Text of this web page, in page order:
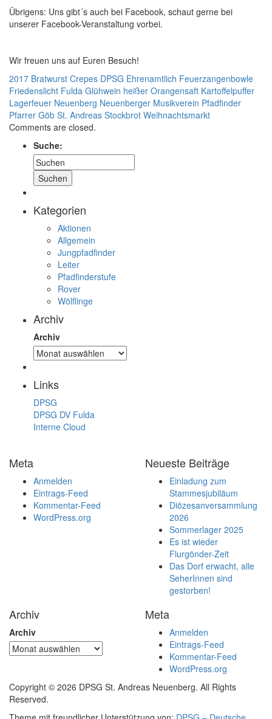
Übrigens: Uns gibt´s auch bei Facebook, schaut gerne bei
unserer Facebook-Veranstaltung vorbei.
Wir freuen uns auf Euren Besuch!
2017 Bratwurst Crepes DPSG Ehrenamtlich Feuerzangenbowle
Friedenslicht Fulda Glühwein heißer Orangensaft Kartoffelpuffer
Lagerfeuer Neuenberg Neuenberger Musikverein Pfadfinder
Pfarrer Göb St. Andreas Stockbrot Weihnachtsmarkt
Comments are closed.
Suche:
Kategorien
Aktionen
Allgemein
Jungpfadfinder
Leiter
Pfadfinderstufe
Rover
Wölflinge
Archiv
Archiv
Links
DPSG
DPSG DV Fulda
Interne Cloud
Meta
Anmelden
Eintrags-Feed
Kommentar-Feed
WordPress.org
Neueste Beiträge
Einladung zum
Stammesjubiläum
Diözesanversammlung
2026
Sommerlager 2025
Es ist wieder
Flurgönder-Zeit
Das Dorf erwacht, alle
SeherInnen sind
gestorben!
Archiv
Archiv
Meta
Anmelden
Eintrags-Feed
Kommentar-Feed
WordPress.org
Copyright © 2026 DPSG St. Andreas Neuenberg. All Rights
Reserved.